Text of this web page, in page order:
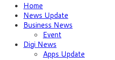
Home
News Update
Business News
Event
Digi News
Apps Update